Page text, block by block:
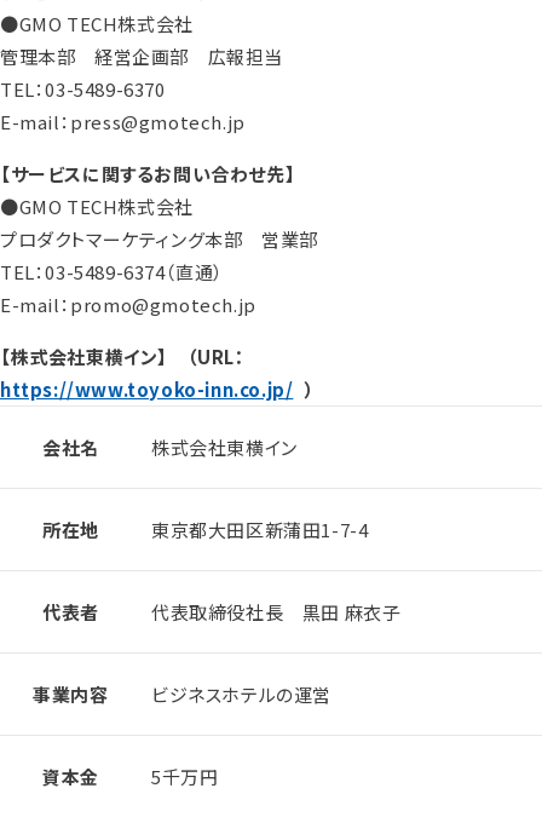
●GMO TECH株式会社
管理本部 経営企画部 広報担当
TEL：03-5489-6370
E-mail：press@gmotech.jp
【サービスに関するお問い合わせ先】
●GMO TECH株式会社
プロダクトマーケティング本部 営業部
TEL：03-5489-6374（直通）
E-mail：promo@gmotech.jp
【株式会社東横イン】 （URL：
https://www.toyoko-inn.co.jp/ ）
会社名 株式会社東横イン
所在地 東京都大田区新蒲田1-7-4
代表者 代表取締役社⻑ 黒田 麻衣子
事業内容 ビジネスホテルの運営
資本金 5千万円